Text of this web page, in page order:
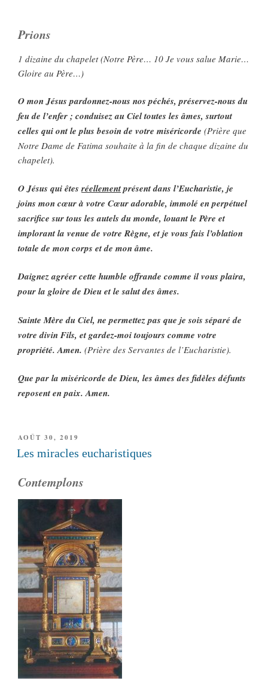
Prions
1 dizaine du chapelet (Notre Père… 10 Je vous salue Marie…
Gloire au Père…)
O mon Jésus pardonnez-nous nos péchés, préservez-nous du
feu de l’enfer ; conduisez au Ciel toutes les âmes, surtout
celles qui ont le plus besoin de votre miséricorde (Prière que
Notre Dame de Fatima souhaite à la fin de chaque dizaine du
chapelet).
O Jésus qui êtesréellementprésent dans l’Eucharistie, je
joins mon cœur à votre Cœur adorable, immolé en perpétuel
sacrifice sur tous les autels du monde, louant le Père et
implorant la venue de votre Règne, et je vous fais l’oblation
totale de mon corps et de mon âme.
Daignez agréer cette humble offrande comme il vous plaira,
pour la gloire de Dieu et le salut des âmes.
Sainte Mère du Ciel, ne permettez pas que je sois séparé de
votre divin Fils, et gardez-moi toujours comme votre
propriété. Amen. (Prière des Servantes de l’Eucharistie).
Que par la miséricorde de Dieu, les âmes des fidèles défunts
reposent en paix. Amen.
PUBLIÉ
LE
AOÛT 30, 2019
Les miracles eucharistiques
Contemplons